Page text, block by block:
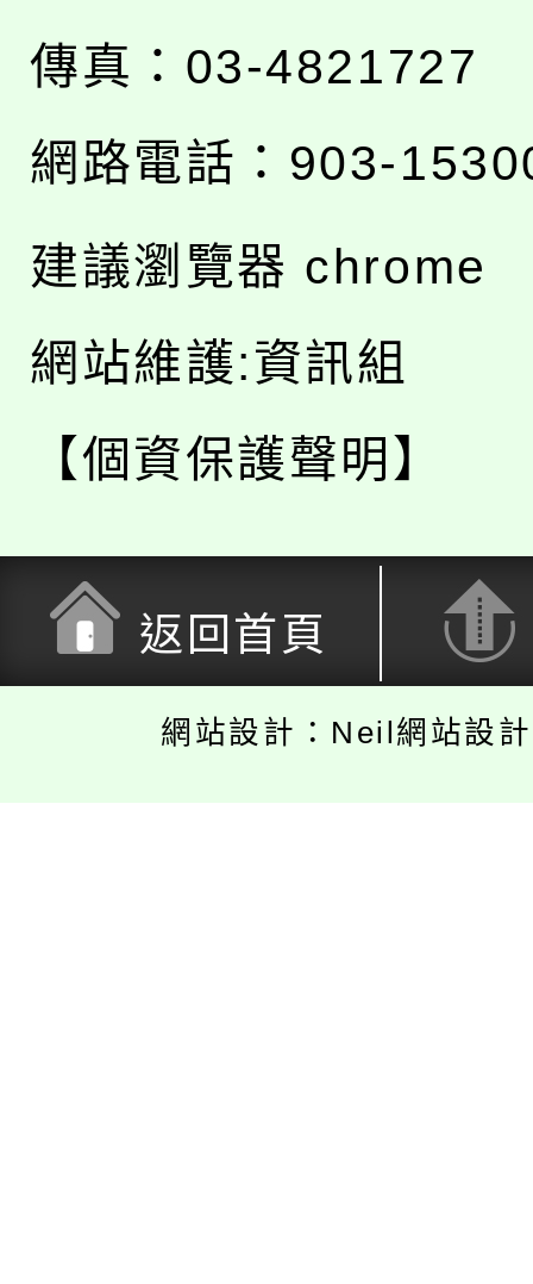
傳真：03-4821727
網路電話：903-
建議瀏覽器 chrome
網站維護:資訊組
【個資保護聲明】
返回首頁
網站設計：Neil網站設